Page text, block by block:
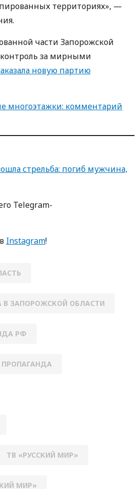
территориях», —
части Запорожской
контроль за мирными
новую партию
многоэтажки: комментарий
стрельба: погиб мужчина,
Telegram-
Instagram!
В ЗАПОРОЖСКОЙ ОБЛАСТИ
РФ
ПРОПАГАНДА
ТВ «РУССКИЙ МИР»
МИР»